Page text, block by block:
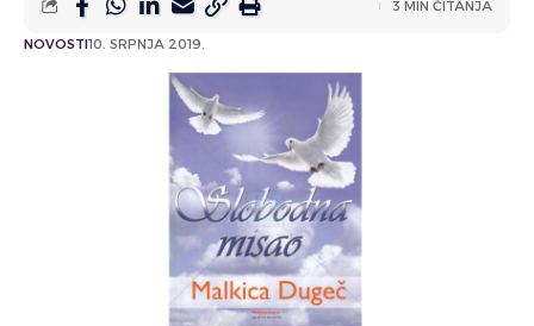
NOVOSTI10. SRPNJA 2019.
3 MIN ČITANJA